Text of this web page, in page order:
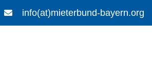
info(at)mieterbund-bayern.org